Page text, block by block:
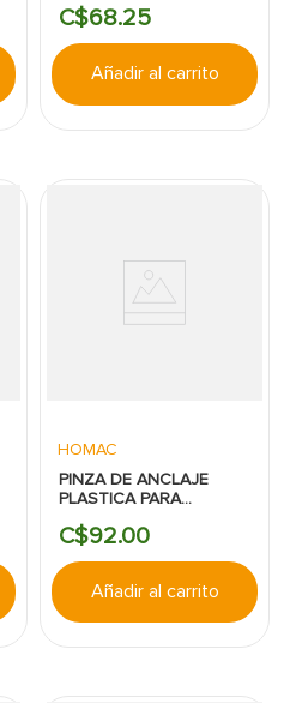
TEPCO
C$68.25
Añadir al carrito
HOMAC
PINZA DE ANCLAJE
PLASTICA PARA
20C
C$92.00
Añadir al carrito